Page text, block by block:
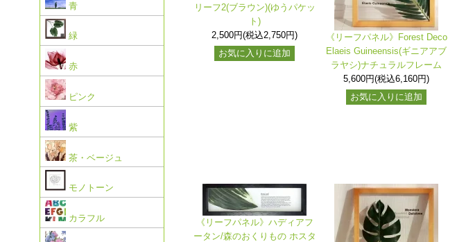
リーフ2(ブラウン)(ゆうパケッ
ト)
2,500円(税込2,750円)
お気に入りに追加
《リーフパネル》Forest Deco
Elaeis Guineensis(ギニアアブ
ラヤシ)ナチュラルフレーム
5,600円(税込6,160円)
お気に入りに追加
《リーフパネル》ハディアフ
ータン/森のおくりもの ホスタ
青
緑
赤
ピンク
紫
茶・ベージュ
モノトーン
カラフル